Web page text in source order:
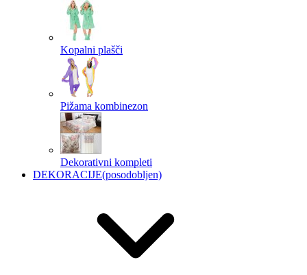
Kopalni plašči
Pižama kombinezon
Dekorativni kompleti
DEKORACIJE(posodobljen)